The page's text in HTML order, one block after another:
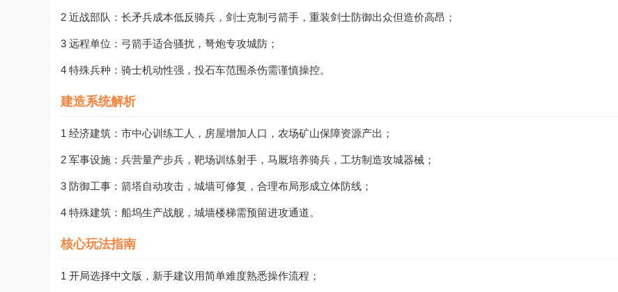
2 近战部队：长矛兵成本低反骑兵，剑士克制弓箭手，重装剑士防御出众但造价高昂；
3 远程单位：弓箭手适合骚扰，弩炮专攻城防；
4 特殊兵种：骑士机动性强，投石车范围杀伤需谨慎操控。
建造系统解析
1 经济建筑：市中心训练工人，房屋增加人口，农场矿山保障资源产出；
2 军事设施：兵营量产步兵，靶场训练射手，马厩培养骑兵，工坊制造攻城器械；
3 防御工事：箭塔自动攻击，城墙可修复，合理布局形成立体防线；
4 特殊建筑：船坞生产战舰，城墙楼梯需预留进攻通道。
核心玩法指南
1 开局选择中文版，新手建议用简单难度熟悉操作流程；